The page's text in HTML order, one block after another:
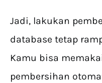
Jadi, lakukan
database tetap
Kamu bisa
pembersihan